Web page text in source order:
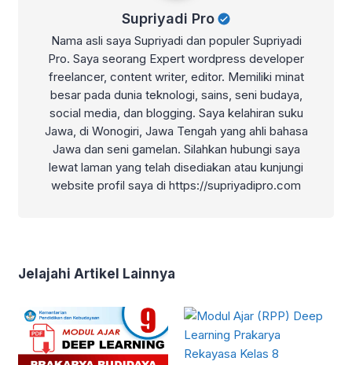
Supriyadi Pro
Nama asli saya Supriyadi dan populer Supriyadi
Pro. Saya seorang Expert wordpress developer
freelancer, content writer, editor. Memiliki minat
besar pada dunia teknologi, sains, seni budaya,
social media, dan blogging. Saya kelahiran suku
Jawa, di Wonogiri, Jawa Tengah yang ahli bahasa
Jawa dan seni gamelan. Silahkan hubungi saya
lewat laman yang telah disediakan atau kunjungi
website profil saya di https://supriyadipro.com
Jelajahi Artikel Lainnya